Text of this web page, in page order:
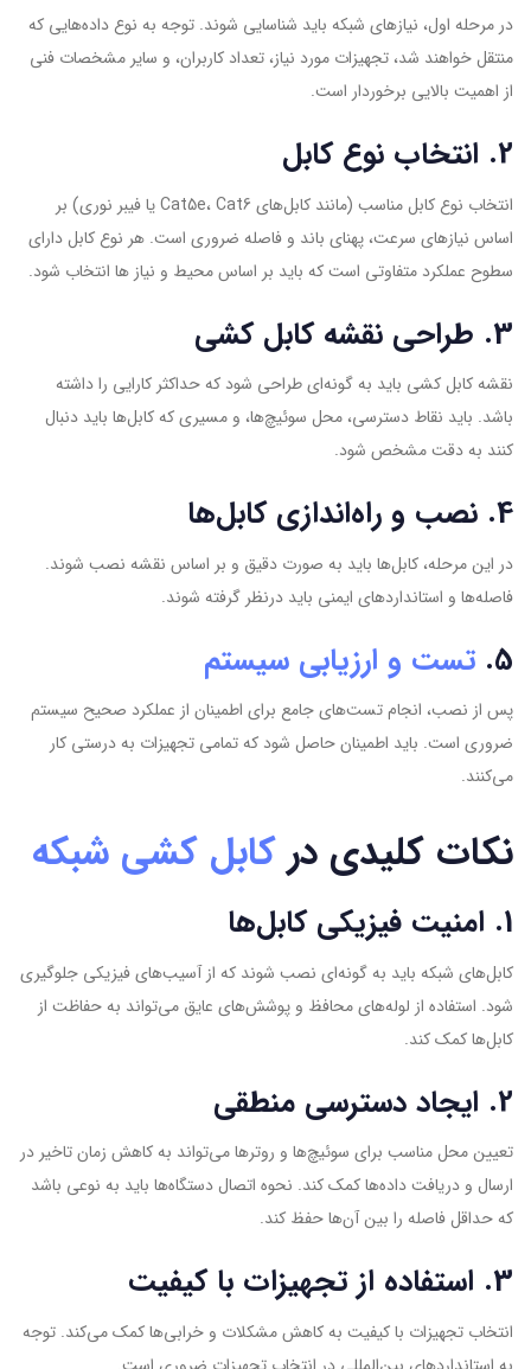
در مرحله اول، نیازهای شبکه باید شناسایی شوند. توجه به نوع داده‌هایی که
منتقل خواهند شد، تجهیزات مورد نیاز، تعداد کاربران، و سایر مشخصات فنی
از اهمیت بالایی برخوردار است.
2. انتخاب نوع کابل
انتخاب نوع کابل مناسب (مانند کابل‌های Cat5e، Cat6 یا فیبر نوری) بر
اساس نیازهای سرعت، پهنای باند و فاصله ضروری است. هر نوع کابل دارای
سطوح عملکرد متفاوتی است که باید بر اساس محیط و نیاز ها انتخاب شود.
3. طراحی نقشه کابل کشی
نقشه کابل کشی باید به گونه‌ای طراحی شود که حداکثر کارایی را‌ داشته
باشد. باید نقاط دسترسی، محل سوئیچ‌ها، و مسیری که کابل‌ها باید دنبال
کنند به دقت مشخص شود.
4. نصب و راه‌اندازی کابل‌ها
در این مرحله، کابل‌ها باید به صورت دقیق و بر اساس نقشه نصب شوند.
فاصله‌ها و استانداردهای ایمنی باید درنظر گرفته شوند.
5. تست و ارزیابی سیستم
پس از نصب، انجام تست‌های جامع برای اطمینان از عملکرد صحیح سیستم
ضروری است. باید اطمینان حاصل شود که تمامی تجهیزات به درستی کار
می‌کنند.
نکات کلیدی درکابل کشی شبکه
1. امنیت فیزیکی کابل‌ها
کابل‌های شبکه باید به گونه‌ای نصب شوند که از آسیب‌های فیزیکی جلوگیری
شود. استفاده از لوله‌های محافظ و پوشش‌های عایق می‌تواند به حفاظت از
کابل‌ها کمک کند.
2. ایجاد دسترسی منطقی
تعیین محل مناسب برای سوئیچ‌ها و روترها می‌تواند به کاهش زمان تاخیر در
ارسال و دریافت داده‌ها کمک کند. نحوه اتصال دستگاه‌ها باید به نوعی باشد
که حداقل فاصله را بین آن‌ها حفظ کند.
3. استفاده از تجهیزات با کیفیت
انتخاب تجهیزات با کیفیت به کاهش مشکلات و خرابی‌ها کمک می‌کند. توجه